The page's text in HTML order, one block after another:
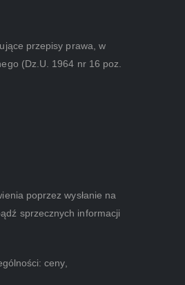
przepisy prawa, w
(Dz.U. 1964 nr 16 poz.
poprzez wysłanie na
sprzecznych informacji
ceny,